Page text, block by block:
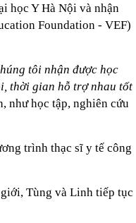
học Y Hà Nội và nhận
Foundation - VEF)
tôi nhận được học
thời gian hỗ trợ nhau tốt
như học tập, nghiên cứu
trình thạc sĩ y tế công
Tùng và Linh tiếp tục